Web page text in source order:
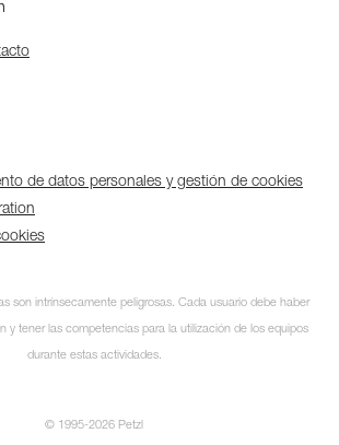
seguimiento de su parque de
DESCUBRIR
de datos personales y gestión de cookies
son intrínsecamente peligrosas. Cada usuario debe haber
y tener las competencias para la utilización de los equipos
durante estas actividades.
© 1995-2026 Petzl